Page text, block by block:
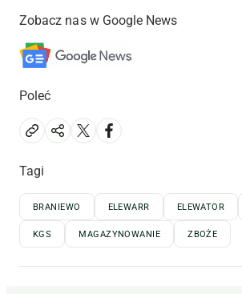
Zobacz nas w Google News
Poleć
Tagi
BRANIEWO ELEWARR ELEWATOR
KGS MAGAZYNOWANIE ZBOŻE